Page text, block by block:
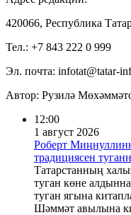
420066, Республика
Тел.: +7 843 222 0 999
Эл. почта: infotat@tatar-
Автор: Рузилә
12:00
1 август 2026
Роберт
традициясен
Татарстанның
туган көне
туган ягына
Шәммәт авылына